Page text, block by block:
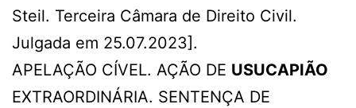
Steil. Terceira Câmara de Direito Civil.
Julgada em 25.07.2023].
APELAÇÃO CÍVEL. AÇÃO DE USUCAPIÃO
EXTRAORDINÁRIA. SENTENÇA DE